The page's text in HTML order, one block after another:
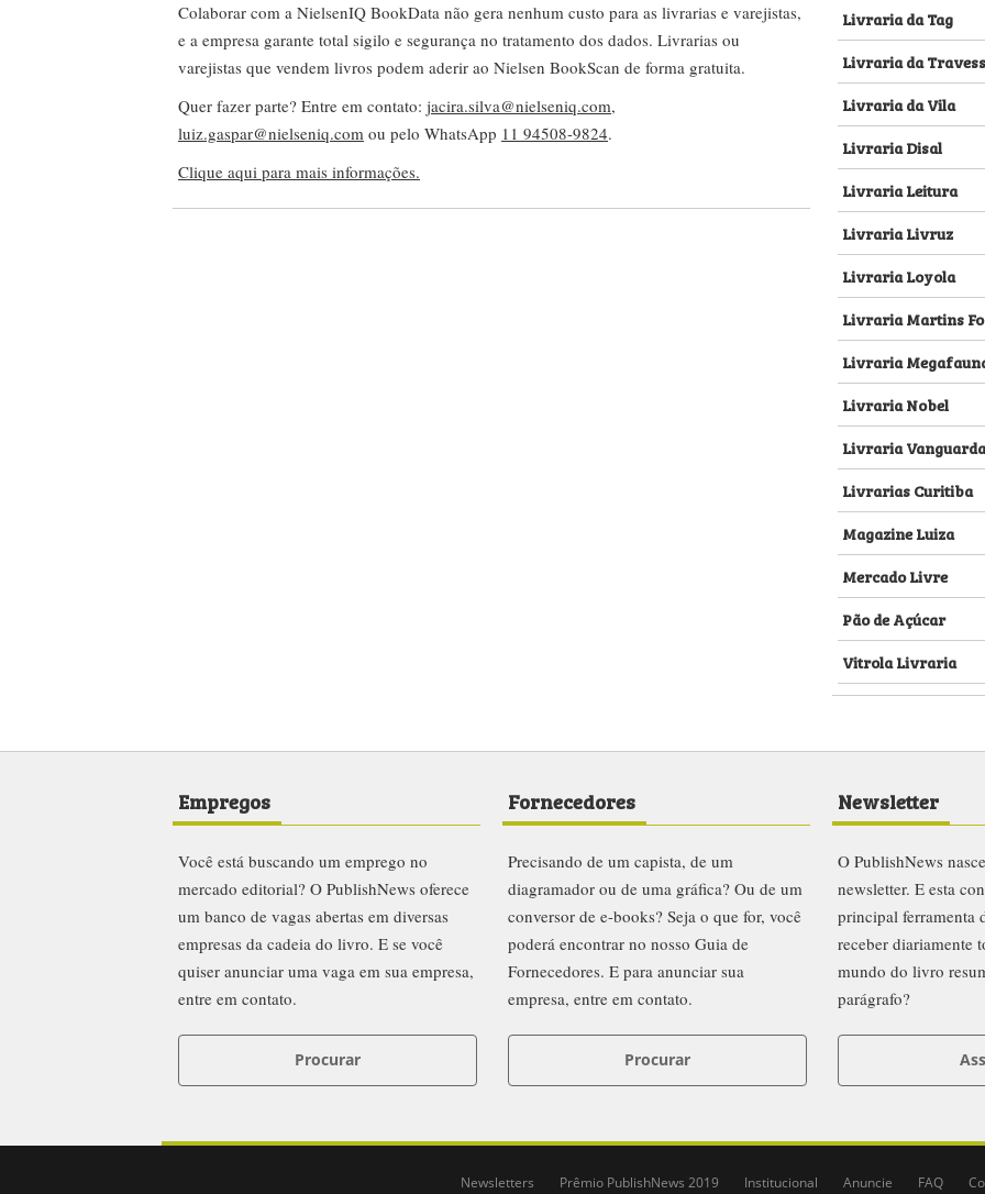
Colaborar com a NielsenIQ BookData não gera nenhum custo para as livrarias e varejistas,
e a empresa garante total sigilo e segurança no tratamento dos dados. Livrarias ou
varejistas que vendem livros podem aderir ao Nielsen BookScan de forma gratuita.
Quer fazer parte? Entre em contato: jacira.silva@nielseniq.com,
luiz.gaspar@nielseniq.com ou pelo WhatsApp 11 94508-9824.
Clique aqui para mais informações.
Livraria da Tag
Livraria da
Livraria da Vila
Livraria Disal
Livraria Leitura
Livraria Livruz
Livraria Loyola
Livraria Martins
Livraria
Livraria Nobel
Livraria Vanguarda
Livrarias Curitiba
Magazine Luiza
Mercado Livre
Pão de Açúcar
Vitrola Livraria
Empregos
Você está buscando um emprego no
mercado editorial? O PublishNews oferece
um banco de vagas abertas em diversas
empresas da cadeia do livro. E se você
quiser anunciar uma vaga em sua empresa,
entre em contato.
Procurar
Fornecedores
Precisando de um capista, de um
diagramador ou de uma gráfica? Ou de um
conversor de e-books? Seja o que for, você
poderá encontrar no nosso Guia de
Fornecedores. E para anunciar sua
empresa, entre em contato.
Procurar
Newsletter
O PublishNews
newsletter. E esta
principal ferramenta
receber diariamente
mundo do livro
parágrafo?
Newsletters Prêmio PublishNews 2019 Institucional Anuncie FAQ